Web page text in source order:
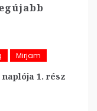
Mirjam
1. rész